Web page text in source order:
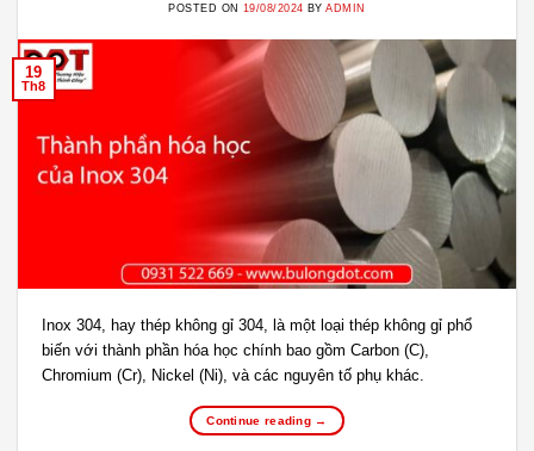
POSTED ON 19/08/2024 BYADMIN
19
Th8
Inox 304, hay thép không gỉ 304, là một loại thép không gỉ phổ
biến với thành phần hóa học chính bao gồm Carbon (C),
Chromium (Cr), Nickel (Ni), và các nguyên tố phụ khác.
Continue reading →